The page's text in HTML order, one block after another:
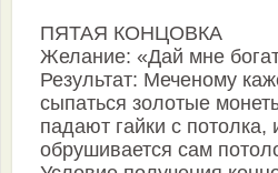
ПЯТАЯ КОНЦОВКА
Желание: «Дай мне
Результат: Меченому
сыпаться золотые
падают гайки с потолка,
обрушивается сам